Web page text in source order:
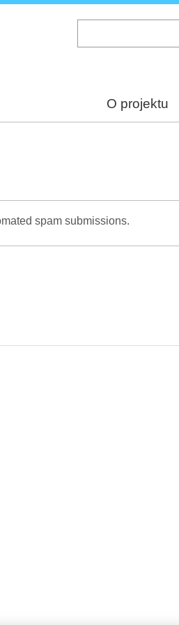
O projektu
spam submissions.